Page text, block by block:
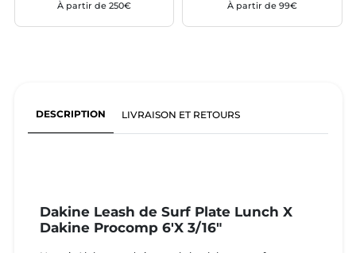
À partir de 250€
À partir de 99€
DESCRIPTION LIVRAISON ET RETOURS
Dakine Leash de Surf Plate Lunch X
Dakine Procomp 6'X 3/16"